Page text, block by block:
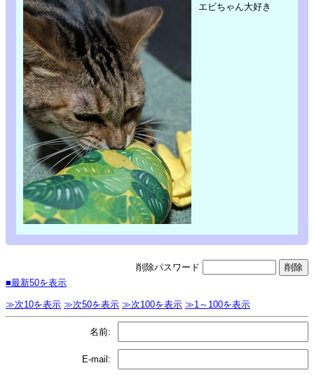
エビちゃん大好き
削除パスワード
■最新50を表示
≫次10を表示 ≫次50を表示 ≫次100を表示 ≫1～100を表示
名前:
E-mail: